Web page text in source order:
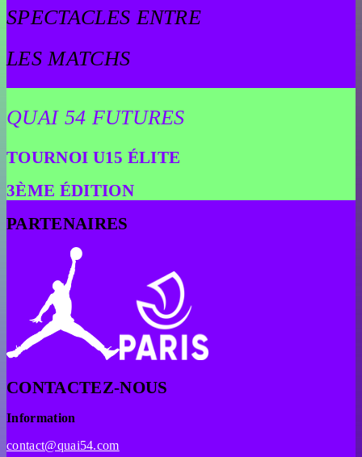
SPECTACLES ENTRE
LES MATCHS
QUAI 54 FUTURES
TOURNOI U15 ÉLITE
3ÈME ÉDITION
PARTENAIRES
CONTACTEZ-NOUS
Information
contact@quai54.com